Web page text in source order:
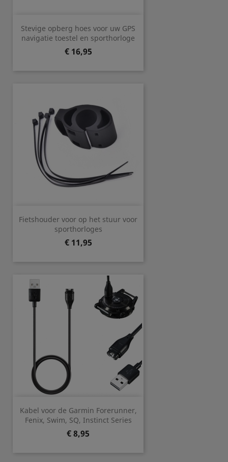
Stevige opberg hoes voor uw GPS
navigatie toestel en sporthorloge
Prijs
€ 16,95
Fietshouder voor op het stuur voor
sporthorloges
Prijs
€ 11,95
Kabel voor de Garmin Forerunner,
Fenix, Swim, SQ, Instinct Series
Prijs
€ 8,95